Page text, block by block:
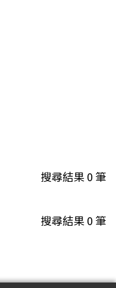
搜尋結果0筆
搜尋結果0筆